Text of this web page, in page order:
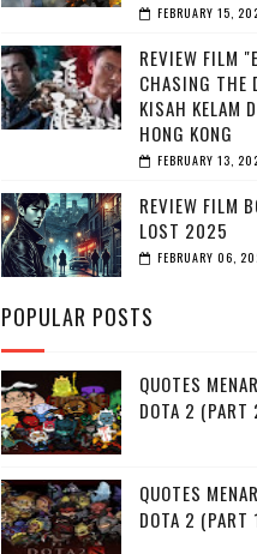
FEBRUARY 15,
REVIEW FILM
CHASING
KISAH KELAM
HONG KONG
FEBRUARY 13,
REVIEW FILM
LOST 2025
FEBRUARY 06,
POPULAR POSTS
QUOTES
DOTA 2 (PART
QUOTES
DOTA 2 (PART